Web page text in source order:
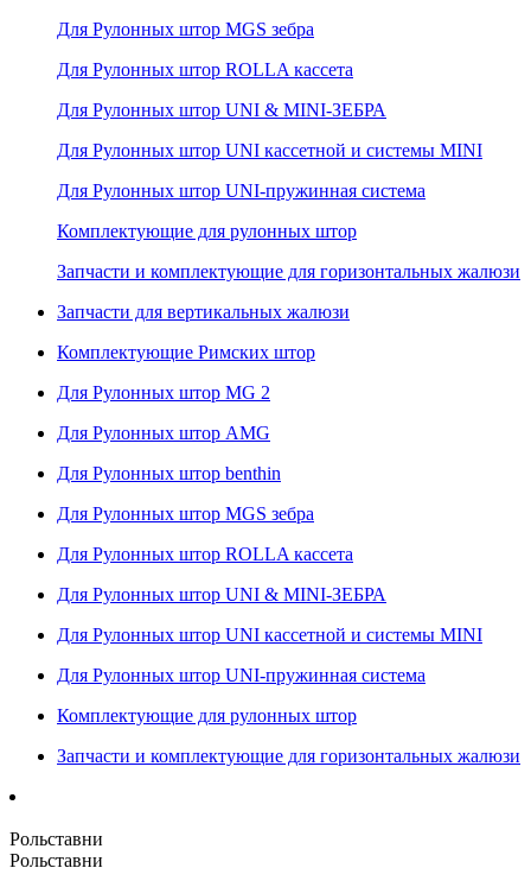
Для Рулонных штор MGS зебра
Для Рулонных штор ROLLA кассета
Для Рулонных штор UNI & MINI-ЗЕБРА
Для Рулонных штор UNI кассетной и системы MINI
Для Рулонных штор UNI-пружинная система
Комплектующие для рулонных штор
Запчасти и комплектующие для горизонтальных жалюзи
Запчасти для вертикальных жалюзи
Комплектующие Римских штор
Для Рулонных штор MG 2
Для Рулонных штор AMG
Для Рулонных штор benthin
Для Рулонных штор MGS зебра
Для Рулонных штор ROLLA кассета
Для Рулонных штор UNI & MINI-ЗЕБРА
Для Рулонных штор UNI кассетной и системы MINI
Для Рулонных штор UNI-пружинная система
Комплектующие для рулонных штор
Запчасти и комплектующие для горизонтальных жалюзи
Рольставни
Рольставни